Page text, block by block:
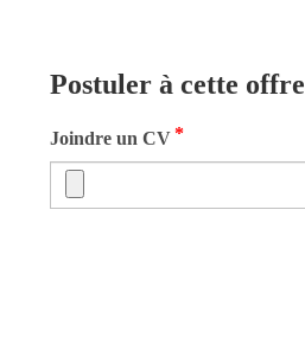
Postuler à cette offre
Joindre un CV *